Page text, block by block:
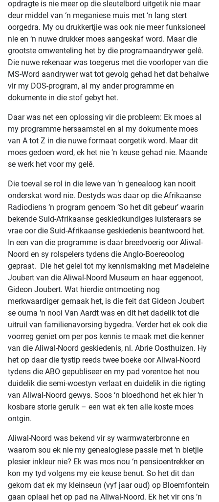
opdragte is nie meer op die sleutelbord uitgetik nie maar
deur middel van ‘n meganiese muis met ‘n lang stert
oorgedra. My ou drukkertjie was ook nie meer funksioneel
nie en ‘n nuwe drukker moes aangeskaf word. Maar die
grootste omwenteling het by die programaandrywer gelê.
Die nuwe rekenaar was toegerus met die voorloper van die
MS-Word aandrywer wat tot gevolg gehad het dat behalwe
vir my DOS-program, al my ander programme en
dokumente in die stof gebyt het.
Daar was net een oplossing vir die probleem: Ek moes al
my programme hersaamstel en al my dokumente moes
van A tot Z in die nuwe formaat oorgetik word. Maar dit
moes gedoen word, ek het nie ‘n keuse gehad nie. Maande
se werk het voor my gelê.
Die toeval se rol in die lewe van ‘n genealoog kan nooit
onderskat word nie. Destyds was daar op die Afrikaanse
Radiodiens ‘n program genoem ‘So het dit gebeur’ waarin
bekende Suid-Afrikaanse geskiedkundiges luisteraars se
vrae oor die Suid-Afrikaanse geskiedenis beantwoord het.
In een van die programme is daar breedvoerig oor Aliwal-
Noord en sy rolspelers tydens die Anglo-Boereoolog
gepraat. Die het gelei tot my kennismaking met Madeleine
Joubert van die Aliwal-Noord Museum en haar eggenoot,
Gideon Joubert. Wat hierdie ontmoeting nog
merkwaardiger gemaak het, is die feit dat Gideon Joubert
se ouma ‘n nooi Van Aardt was en dit het dadelik tot die
uitruil van familienavorsing bygedra. Verder het ek ook die
voorreg geniet om per pos kennis te maak met die kenner
van die Aliwal-Noord geskiedenis, nl. Abrie Oosthuizen. Hy
het op daar die tystip reeds twee boeke oor Aliwal-Noord
tydens die ABO gepubliseer en my pad vorentoe het nou
duidelik die semi-woestyn verlaat en duidelik in die rigting
van Aliwal-Noord gewys. Soos ‘n bloedhond het ek hier ‘n
kosbare storie geruik – een wat ek ten alle koste moes
ontgin.
Aliwal-Noord was bekend vir sy warmwaterbronne en
waarom sou ek nie my genealogiese passie met ‘n bietjie
plesier inkleur nie? Ek was mos nou ‘n pensioentrekker en
kon my tyd volgens my eie keuse benut. So het dit dan
gekom dat ek my kleinseun (vyf jaar oud) op Bloemfontein
gaan oplaai het op pad na Aliwal-Noord. Ek het vir ons ’n